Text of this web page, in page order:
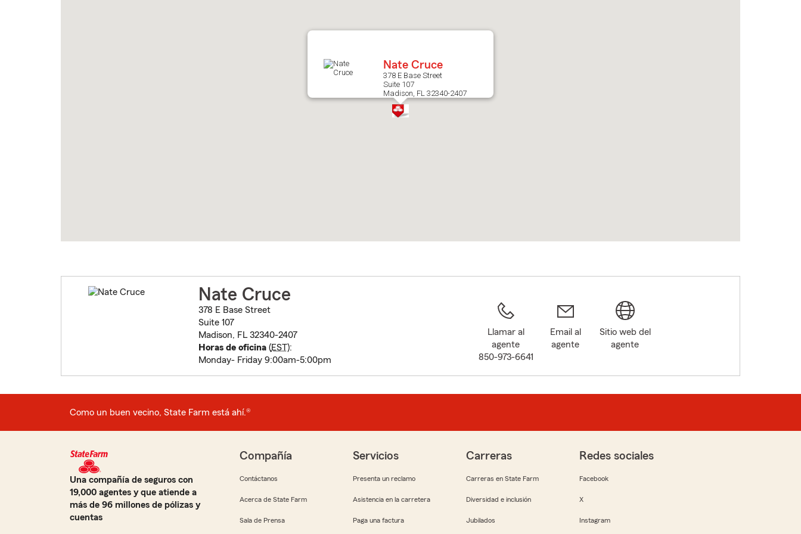
Nate Cruce
378 E Base Street
Suite 107
Madison, FL 32340-2407
Nate Cruce
378 E Base Street
Suite 107
Madison, FL 32340-2407
Horas de oficina(EST):
Monday- Friday 9:00am-5:00pm
Llamar al
agente
850-973-6641
Email al
agente
Sitio web del
agente
Como un buen vecino, State Farm está ahí.®
Una compañía de seguros con
19,000 agentes y que atiende a
más de 96 millones de pólizas y
cuentas
Compañía
Contáctanos
Acerca de State Farm
Sala de Prensa
Servicios
Presenta un reclamo
Asistencia en la carretera
Paga una factura
Carreras
Carreras en State Farm
Diversidad e inclusión
Jubilados
Redes sociales
Facebook
X
Instagram